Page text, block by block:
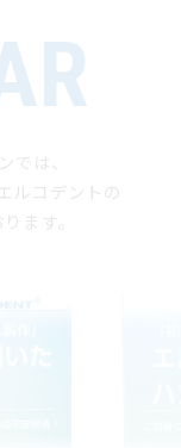
では、
エルコデントの
ます。